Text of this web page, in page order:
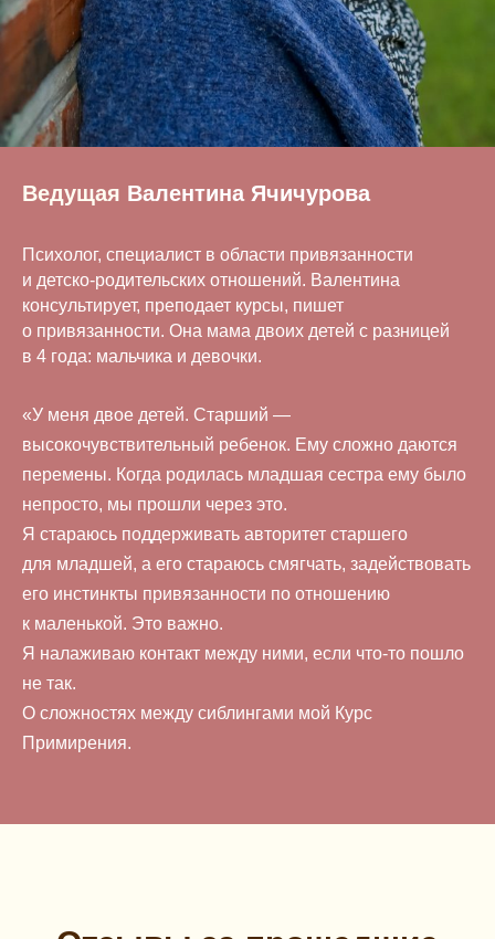
Ведущая Валентина Ячичурова
Психолог, специалист в области привязанности
и детско-родительских отношений. Валентина
консультирует, преподает курсы, пишет
о привязанности. Она мама двоих детей с разницей
в 4 года: мальчика и девочки.
«У меня двое детей. Старший —
высокочувствительный ребенок. Ему сложно даются
перемены. Когда родилась младшая сестра ему было
непросто, мы прошли через это.
Я стараюсь поддерживать авторитет старшего
для младшей, а его стараюсь смягчать, задействовать
его инстинкты привязанности по отношению
к маленькой. Это важно.
Я налаживаю контакт между ними, если что-то пошло
не так.
О сложностях между сиблингами мой Курс
Примирения.